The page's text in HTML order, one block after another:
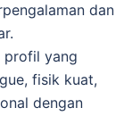
dan
profil yang
fisik kuat,
dengan